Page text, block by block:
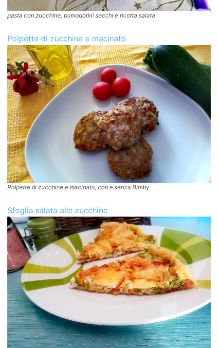
pasta con zucchine, pomodorini secchi e ricotta salata
Polpette di zucchine e macinato
Polpette di zucchine e macinato, con e senza Bimby
Sfoglia salata alle zucchine